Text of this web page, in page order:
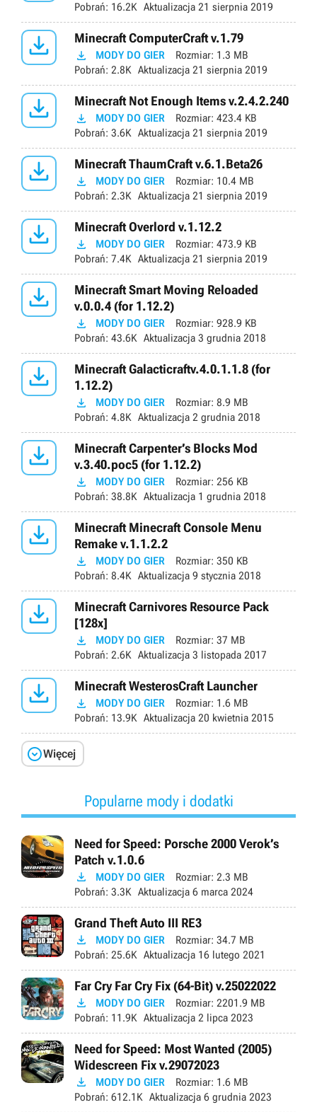
Pobrań: 16.2K Aktualizacja 21 sierpnia 2019
 Minecraft ComputerCraft v.1.79
 MODY DO GIER Rozmiar: 1.3 MB
Pobrań: 2.8K Aktualizacja 21 sierpnia 2019
 Minecraft Not Enough Items v.2.4.2.240
 MODY DO GIER Rozmiar: 423.4 KB
Pobrań: 3.6K Aktualizacja 21 sierpnia 2019
 Minecraft ThaumCraft v.6.1.Beta26
 MODY DO GIER Rozmiar: 10.4 MB
Pobrań: 2.3K Aktualizacja 21 sierpnia 2019
 Minecraft Overlord v.1.12.2
 MODY DO GIER Rozmiar: 473.9 KB
Pobrań: 7.4K Aktualizacja 21 sierpnia 2019

Minecraft Smart Moving Reloaded
v.0.0.4 (for 1.12.2)
 MODY DO GIER Rozmiar: 928.9 KB
Pobrań: 43.6K Aktualizacja 3 grudnia 2018

Minecraft Galacticraftv.4.0.1.1.8 (for
1.12.2)
 MODY DO GIER Rozmiar: 8.9 MB
Pobrań: 4.8K Aktualizacja 2 grudnia 2018

Minecraft Carpenter’s Blocks Mod
v.3.40.poc5 (for 1.12.2)
 MODY DO GIER Rozmiar: 256 KB
Pobrań: 38.8K Aktualizacja 1 grudnia 2018

Minecraft Minecraft Console Menu
Remake v.1.1.2.2
 MODY DO GIER Rozmiar: 350 KB
Pobrań: 8.4K Aktualizacja 9 stycznia 2018

Minecraft Carnivores Resource Pack
[128x]
 MODY DO GIER Rozmiar: 37 MB
Pobrań: 2.6K Aktualizacja 3 listopada 2017
 Minecraft WesterosCraft Launcher
 MODY DO GIER Rozmiar: 1.6 MB
Pobrań: 13.9K Aktualizacja 20 kwietnia 2015
Więcej
Popularne mody i dodatki
Need for Speed: Porsche 2000 Verok’s
Patch v.1.0.6
 MODY DO GIER Rozmiar: 2.3 MB
Pobrań: 3.3K Aktualizacja 6 marca 2024
Grand Theft Auto III RE3
 MODY DO GIER Rozmiar: 34.7 MB
Pobrań: 25.6K Aktualizacja 16 lutego 2021
Far Cry Far Cry Fix (64-Bit) v.25022022
 MODY DO GIER Rozmiar: 2201.9 MB
Pobrań: 11.9K Aktualizacja 2 lipca 2023
Need for Speed: Most Wanted (2005)
Widescreen Fix v.29072023
 MODY DO GIER Rozmiar: 1.6 MB
Pobrań: 612.1K Aktualizacja 6 grudnia 2023